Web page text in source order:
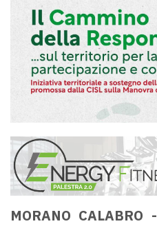
MORANO CALABRO -